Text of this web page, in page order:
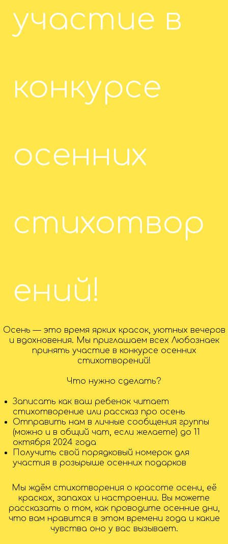
участие в
конкурсе
осенних
стихотвор
ений!
Осень — это время ярких красок, уютных вечеров
и вдохновения. Мы приглашаем всех Любознаек
принять участие в конкурсе осенних
стихотворений!
Что нужно сделать?
Записать как ваш ребенок читает
стихотворение или рассказ про осень
Отправить нам в личные сообщения группы
(можно и в общий чат, если желаете) до 11
октября 2024 года
Получить свой порядковый номерок для
участия в розырыше осенних подарков
Мы ждём стихотворения о красоте осени, её
красках, запахах и настроении. Вы можете
рассказать о том, как проводите осенние дни,
что вам нравится в этом времени года и какие
чувства оно у вас вызывает.